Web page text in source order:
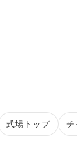
式場トップ チ